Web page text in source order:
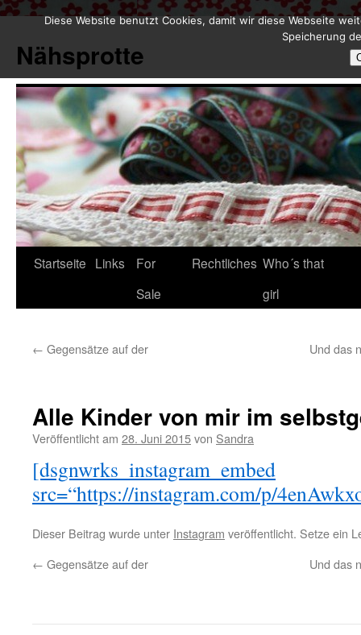
springen
Nähsprotte
Startseite Links
For
Sale
Rechtliches Who´s that
girl
← Gegensätze auf der Und das
Alle Kinder von mir im
Veröffentlicht am 28. Juni 2015von Sandra
[dsgnwrks_instagram_embed
src=“https://instagram.com/p/
Dieser Beitrag wurde unter Instagram veröffentlicht. Setze ein
← Gegensätze auf der Und das
Diese Website benutzt Cookies, damit wir diese Webseite
Speicherung